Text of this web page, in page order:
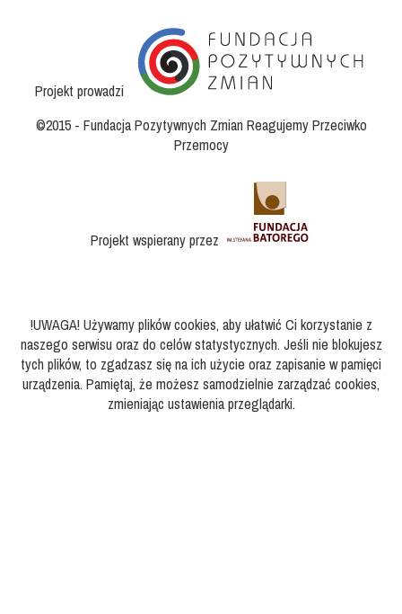
Projekt prowadzi
©2015 - Fundacja Pozytywnych Zmian Reagujemy Przeciwko
Przemocy
Projekt wspierany przez
!UWAGA! Używamy plików cookies, aby ułatwić Ci korzystanie z
naszego serwisu oraz do celów statystycznych. Jeśli nie blokujesz
tych plików, to zgadzasz się na ich użycie oraz zapisanie w pamięci
urządzenia. Pamiętaj, że możesz samodzielnie zarządzać cookies,
zmieniając ustawienia przeglądarki.